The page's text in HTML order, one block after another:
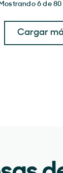
6 de
Cargar